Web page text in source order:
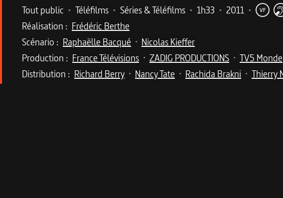
Metadata du programme
Tout public • Téléfilms • Séries & Téléfilms • 1h33 • 2011 • VF
Réalisation : Frédéric Berthe
Scénario : Raphaëlle Bacqué • Nicolas Kieffer
Production : France Télévisions • ZADIG PRODUCTIONS • TV5 Monde
Distribution : Richard Berry • Nancy Tate • Rachida Brakni • Thierry